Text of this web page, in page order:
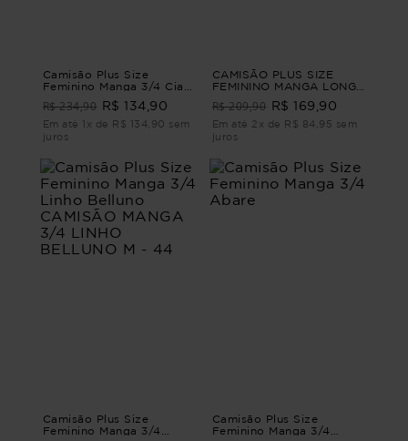
Camisão Plus Size
Feminino Manga 3/4 Ciao
CIAO Laranja G2 - 50
R$ 234,90 R$ 134,90
Em até 1x de R$ 134,90 sem
juros
CAMISÃO PLUS SIZE
FEMININO MANGA LONGA
CAMISÃO PLUS SIZE
FEMININO MANGA LONGA
VITÓRIA Vermelho G
R$ 209,90 R$ 169,90
Em até 2x de R$ 84,95 sem
juros
Camisão Plus Size
Feminino Manga 3/4
Camisão Plus Size
Feminino Manga 3/4